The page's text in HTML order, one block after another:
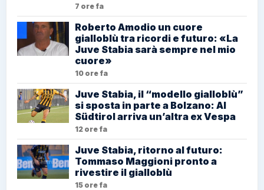
7 ore fa
Roberto Amodio un cuore
gialloblù tra ricordi e futuro: «La
Juve Stabia sarà sempre nel mio
cuore»
10 ore fa
Juve Stabia, il “modello gialloblù”
si sposta in parte a Bolzano: Al
Südtirol arriva un’altra ex Vespa
12 ore fa
Juve Stabia, ritorno al futuro:
Tommaso Maggioni pronto a
rivestire il gialloblù
15 ore fa